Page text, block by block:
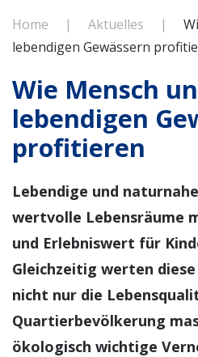
Home Aktuelles
lebendigen Gewässern
Wie Mensch
lebendigen
profitieren
Lebendige und
wertvolle Lebensräume
und Erlebniswert für
Gleichzeitig werten
nicht nur die
Quartierbevölkerung
ökologisch wichtige